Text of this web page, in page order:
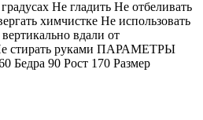
Не гладить Не отбеливать
химчистке Не использовать
вдали от
стирать руками ПАРАМЕТРЫ
90 Рост 170 Размер